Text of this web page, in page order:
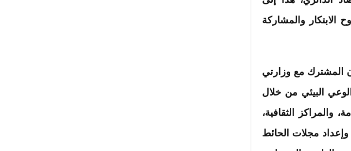
الابتكار والمشاركة
المشترك مع وزارتي
البيئي من خلال
والمراكز الثقافية،
مجلات الحائط